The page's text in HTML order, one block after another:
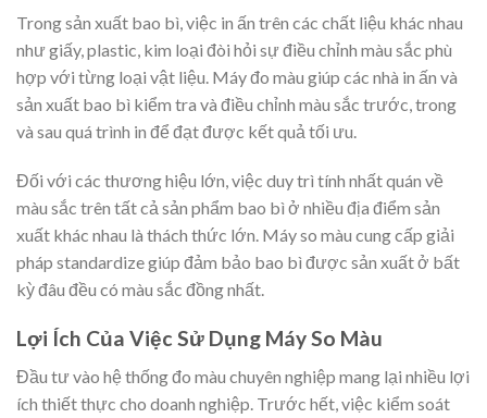
Trong sản xuất bao bì, việc in ấn trên các chất liệu khác nhau
như giấy, plastic, kim loại đòi hỏi sự điều chỉnh màu sắc phù
hợp với từng loại vật liệu. Máy đo màu giúp các nhà in ấn và
sản xuất bao bì kiểm tra và điều chỉnh màu sắc trước, trong
và sau quá trình in để đạt được kết quả tối ưu.
Đối với các thương hiệu lớn, việc duy trì tính nhất quán về
màu sắc trên tất cả sản phẩm bao bì ở nhiều địa điểm sản
xuất khác nhau là thách thức lớn. Máy so màu cung cấp giải
pháp standardize giúp đảm bảo bao bì được sản xuất ở bất
kỳ đâu đều có màu sắc đồng nhất.
Lợi Ích Của Việc Sử Dụng Máy So Màu
Đầu tư vào hệ thống đo màu chuyên nghiệp mang lại nhiều lợi
ích thiết thực cho doanh nghiệp. Trước hết, việc kiểm soát